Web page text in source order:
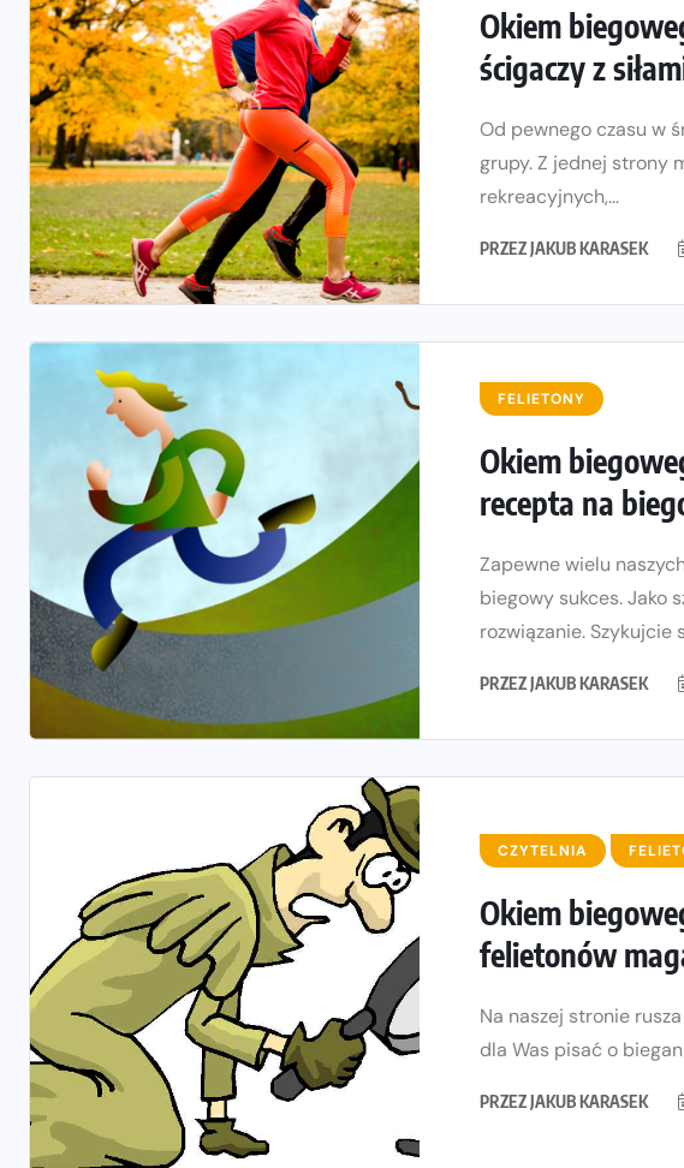
Okiem
ścigaczy z
Od pewnego czasu w
grupy. Z jednej strony
rekreacyjnych,...
PRZEZJAKUB KARASEK
FELIETONY
Okiem
recepta na
Zapewne wielu
biegowy sukces. Jako
rozwiązanie. Szykujcie
PRZEZJAKUB KARASEK
CZYTELNIA
Okiem
felietonów
Na naszej stronie
dla Was pisać o
PRZEZJAKUB KARASEK